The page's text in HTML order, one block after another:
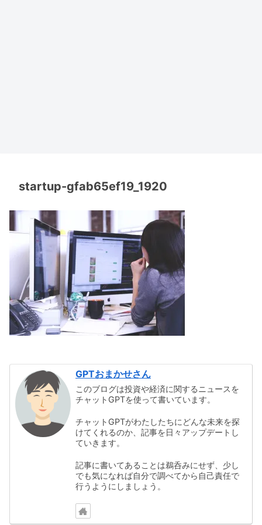
startup-gfab65ef19_1920
GPTおまかせさん
このブログは投資や経済に関するニュースを
チャットGPTを使って書いています。
チャットGPTがわたしたちにどんな未来を探
けてくれるのか、記事を日々アップデートし
ていきます。
記事に書いてあることは鵜呑みにせず、少し
でも気になれば自分で調べてから自己責任で
行うようにしましょう。